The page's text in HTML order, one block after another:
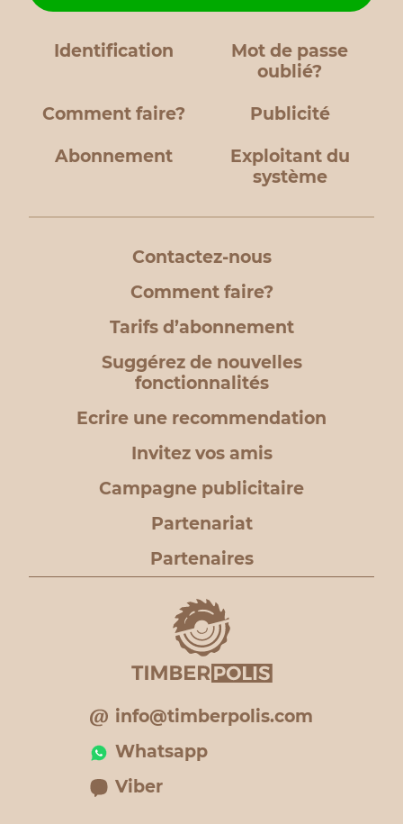
Identification
Mot de passe
oublié?
Comment faire? Publicité
Abonnement
Exploitant du
système
Contactez-nous
Comment faire?
Tarifs d’abonnement
Suggérez de nouvelles
fonctionnalités
Ecrire une recommendation
Invitez vos amis
Campagne publicitaire
Partenariat
Partenaires
info@timberpolis.com
Whatsapp
Viber